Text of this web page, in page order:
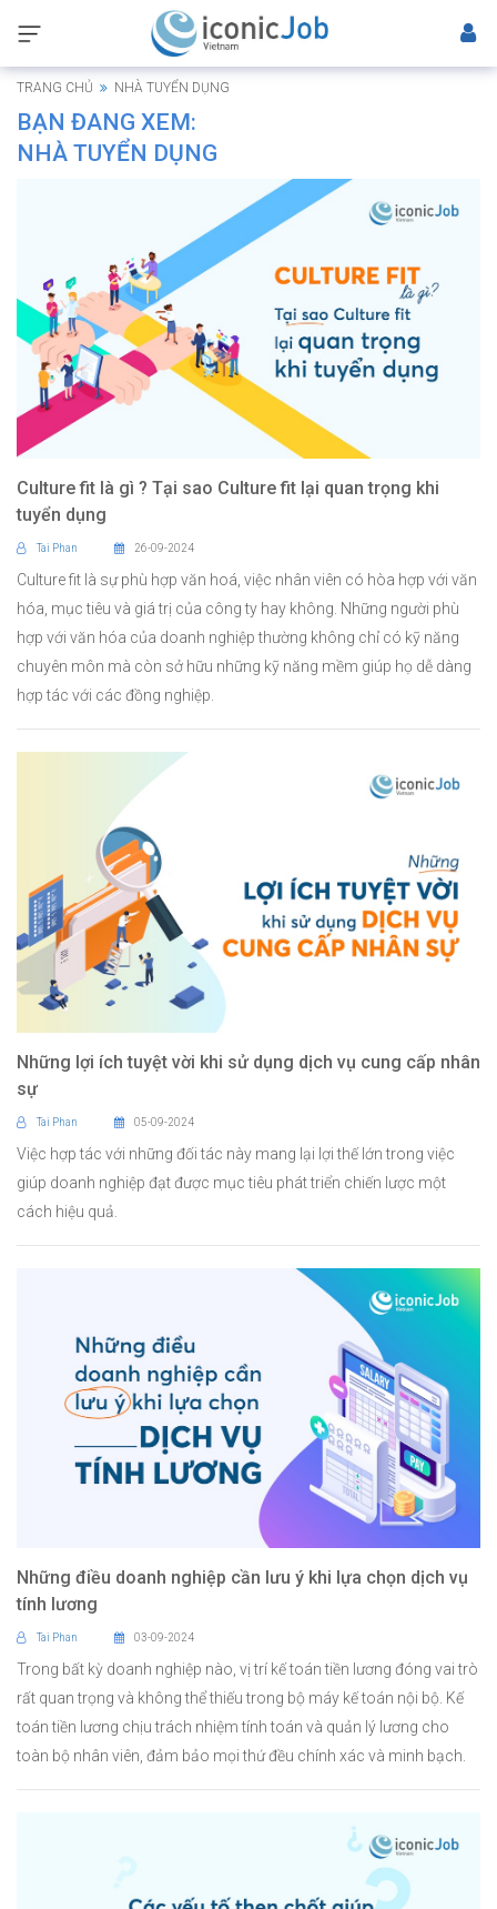
TRANG CHỦ NHÀ TUYỂN DỤNG
BẠN ĐANG XEM:
NHÀ TUYỂN DỤNG
Culture fit là gì ? Tại sao Culture fit lại quan trọng khi
tuyển dụng
Tai Phan 26-09-2024
Culture fit là sự phù hợp văn hoá, việc nhân viên có hòa hợp với văn
hóa, mục tiêu và giá trị của công ty hay không. Những người phù
hợp với văn hóa của doanh nghiệp thường không chỉ có kỹ năng
chuyên môn mà còn sở hữu những kỹ năng mềm giúp họ dễ dàng
hợp tác với các đồng nghiệp.
Những lợi ích tuyệt vời khi sử dụng dịch vụ cung cấp nhân
sự
Tai Phan 05-09-2024
Việc hợp tác với những đối tác này mang lại lợi thế lớn trong việc
giúp doanh nghiệp đạt được mục tiêu phát triển chiến lược một
cách hiệu quả.
Những điều doanh nghiệp cần lưu ý khi lựa chọn dịch vụ
tính lương
Tai Phan 03-09-2024
Trong bất kỳ doanh nghiệp nào, vị trí kế toán tiền lương đóng vai trò
rất quan trọng và không thể thiếu trong bộ máy kế toán nội bộ. Kế
toán tiền lương chịu trách nhiệm tính toán và quản lý lương cho
toàn bộ nhân viên, đảm bảo mọi thứ đều chính xác và minh bạch.